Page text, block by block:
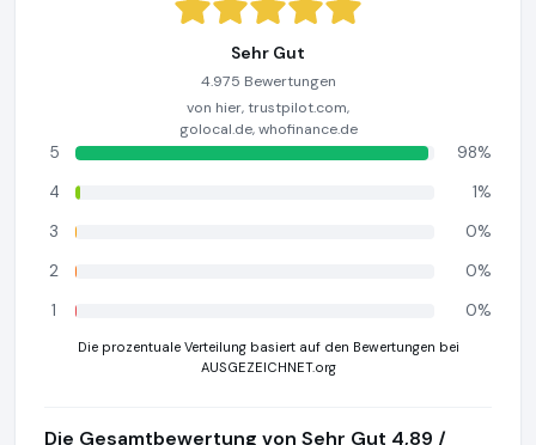
Sehr Gut
4.975 Bewertungen
von hier, trustpilot.com,
golocal.de, whofinance.de
5
98%
4
1%
3
0%
2
0%
1
0%
Die prozentuale Verteilung basiert auf den Bewertungen bei
AUSGEZEICHNET.org
Die Gesamtbewertung von Sehr Gut 4,89 /